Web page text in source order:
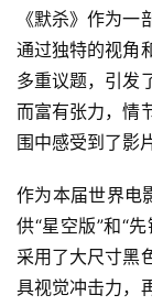
《默杀》作为
通过独特的视角
多重议题，引发
而富有张力，情
围中感受到了影
作为本届世界电
供“星空版”和“
采用了大尺寸黑
具视觉冲击力，